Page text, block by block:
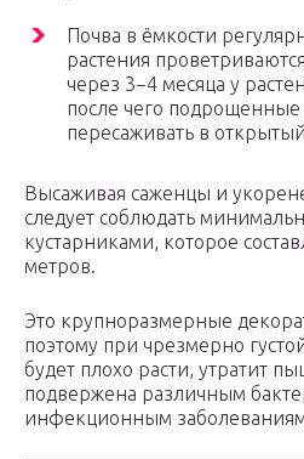
Почва в ёмкости
растения
через 3−4 месяца у
после чего
пересаживать в
Высаживая саженцы и
следует соблюдать
кустарниками, которое
метров.
Это крупноразмерные
поэтому при чрезмерно
будет плохо расти, утратит
подвержена различным
инфекционным